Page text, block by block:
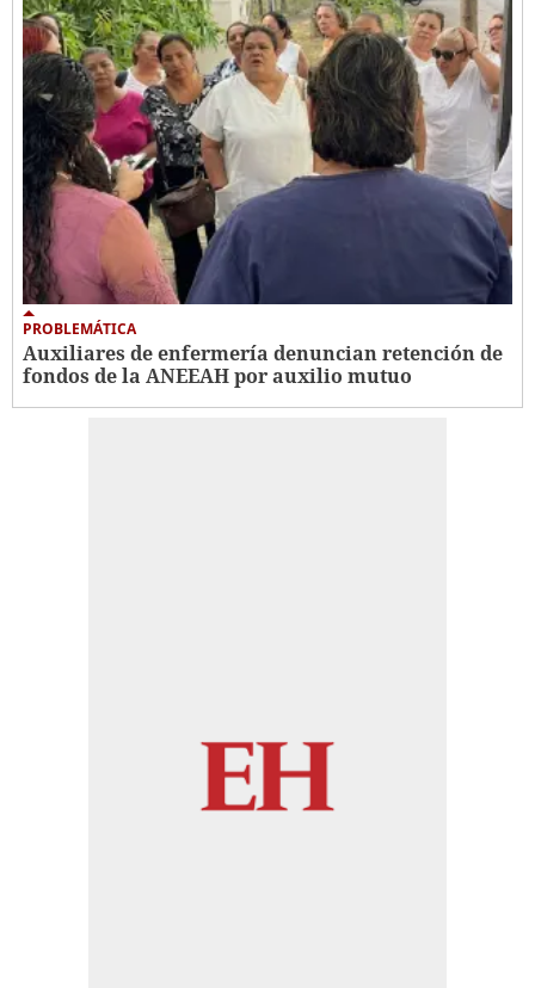
PROBLEMÁTICA
Auxiliares de enfermería denuncian retención de
fondos de la ANEEAH por auxilio mutuo